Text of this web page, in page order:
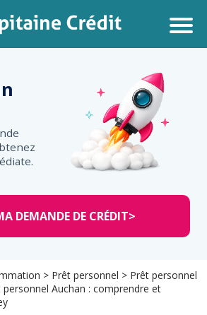
DEMANDE DE CRÉDIT>
> Prêt personnel > Prêt personnel
personnel Auchan : comprendre et